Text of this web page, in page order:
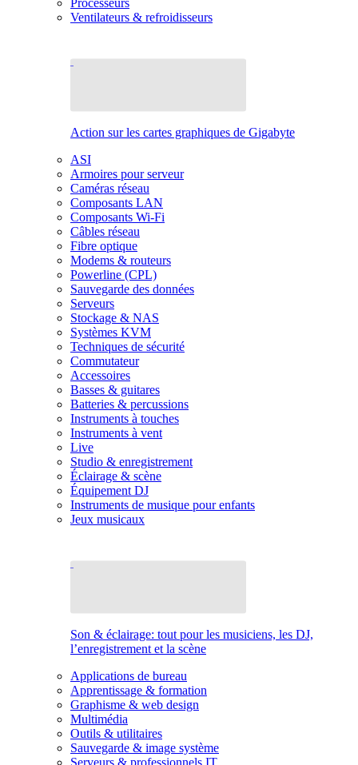
Processeurs
Ventilateurs & refroidisseurs
Action sur les cartes graphiques de Gigabyte
ASI
Armoires pour serveur
Caméras réseau
Composants LAN
Composants Wi-Fi
Câbles réseau
Fibre optique
Modems & routeurs
Powerline (CPL)
Sauvegarde des données
Serveurs
Stockage & NAS
Systèmes KVM
Techniques de sécurité
Commutateur
Accessoires
Basses & guitares
Batteries & percussions
Instruments à touches
Instruments à vent
Live
Studio & enregistrement
Éclairage & scène
Équipement DJ
Instruments de musique pour enfants
Jeux musicaux
Son & éclairage: tout pour les musiciens, les DJ,
l’enregistrement et la scène
Applications de bureau
Apprentissage & formation
Graphisme & web design
Multimédia
Outils & utilitaires
Sauvegarde & image système
Serveurs & professionnels IT